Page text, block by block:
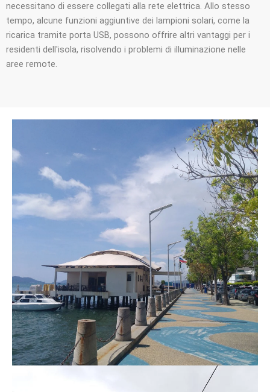
necessitano di essere collegati alla rete elettrica. Allo stesso
tempo, alcune funzioni aggiuntive dei lampioni solari, come la
ricarica tramite porta USB, possono offrire altri vantaggi per i
residenti dell'isola, risolvendo i problemi di illuminazione nelle
aree remote.